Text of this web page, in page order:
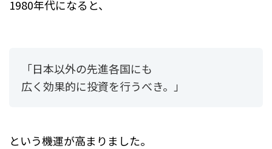
1980年代になると、
「日本以外の先進各国にも
広く効果的に投資を行うべき。」
という機運が高まりました。